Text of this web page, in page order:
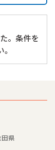
。条件を
県